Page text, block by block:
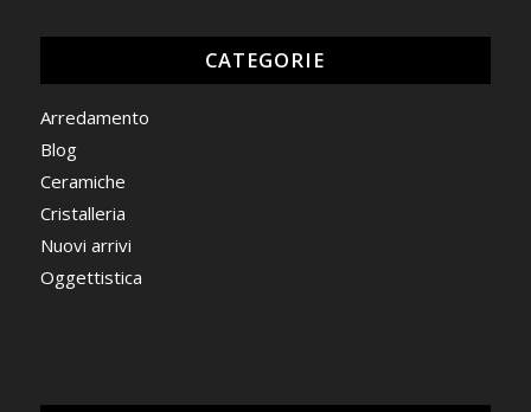
CATEGORIE
Arredamento
Blog
Ceramiche
Cristalleria
Nuovi arrivi
Oggettistica